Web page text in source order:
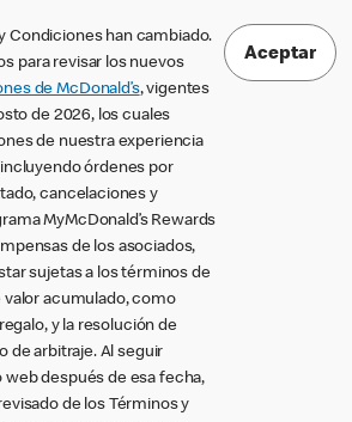
Condiciones han cambiado.
para revisar los nuevos
de McDonald’s, vigentes
de 2026, los cuales
de nuestra experiencia
órdenes por
cancelaciones y
MyMcDonald’s Rewards
de los asociados,
sujetas a los términos de
acumulado, como
y la resolución de
de arbitraje. Al seguir
después de esa fecha,
de los Términos y
Aceptar